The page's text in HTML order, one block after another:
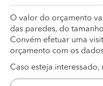
O valor do orçamento
das paredes, do
Convém efetuar uma
orçamento com os
Caso esteja